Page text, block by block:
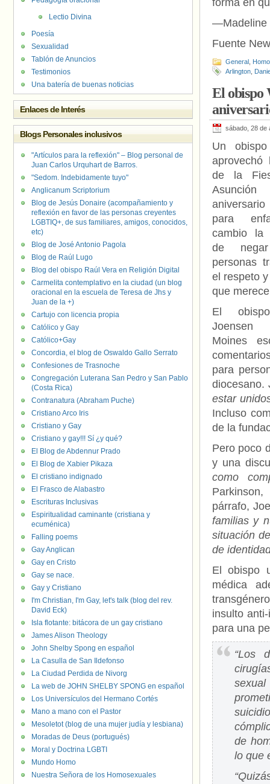
forma en
—Madeline
Fuente
General
Arlington
El obispo
sábado, 28 de
Un
aprovechó
de la
aniversario
para
cambio la
de
personas
el respeto
que
El
Moines
para
diocesano.
estar
Incluso
de la
Pero poco
y una
como
párrafo,
familias y
situación
de
El obispo
médica
insulto
para una
“Los
de
lo que
Lectio Divina
Poesía
Sexualidad
Tablón de Anuncios
Testimonios
Una batería de buenas noticias
Enlaces de Interés
Blogs Personales inclusivos
"Artículos para la reflexión" – Blog personal de
Juan Carlos Urquhart de Barros.
"Sedom. Indebidamente tuyo"
Anglicanum Scriptorium
Blog de Jesús Donaire (acompañamiento y
reflexión en favor de las personas creyentes
LGBTIQ+, de sus familiares, amigos, conocidos,
etc)
Blog de José Antonio Pagola
Blog de Raúl Lugo
Blog del obispo Raúl Vera en Religión Digital
Carmelita contemplativo en la ciudad (un blog
oracional en la escuela de Teresa de Jhs y
Juan de la +)
Cartujo con licencia propia
Católico y Gay
Católico+Gay
Concordia, el blog de Oswaldo Gallo Serrato
Confesiones de Trasnoche
Congregación Luterana San Pedro y San Pablo
(Costa Rica)
Contranatura (Abraham Puche)
Cristiano Arco Iris
Cristiano y Gay
Cristiano y gay!!! Sí ¿y qué?
El Blog de Abdennur Prado
El Blog de Xabier Pikaza
El cristiano indignado
El Frasco de Alabastro
Escrituras Inclusivas
Espiritualidad caminante (cristiana y
ecuménica)
Falling poems
Gay Anglican
Gay en Cristo
Gay se nace.
Gay y Cristiano
I'm Christian, I'm Gay, let's talk (blog del rev.
David Eck)
Isla flotante: bitácora de un gay cristiano
James Alison Theology
John Shelby Spong en español
La Casulla de San Ildefonso
La Ciudad Perdida de Nivorg
La web de JOHN SHELBY SPONG en español
Los Universículos del Hermano Cortés
Mano a mano con el Pastor
Mesoletot (blog de una mujer judía y lesbiana)
Moradas de Deus (portugués)
Moral y Doctrina LGBTI
Mundo Homo
Nuestra Señora de los Homosexuales